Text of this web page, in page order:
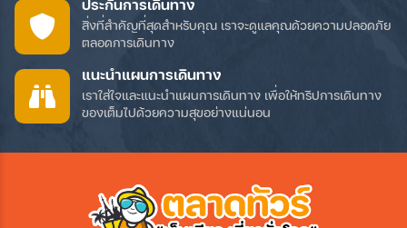
สิ่งที่สำคัญที่สุดสำหรับคุณ เราจะดูแลคุณด้วยความปลอดภัย
ตลอดการเดินทาง
แนะนำแผนการเดินทาง
เราใส่ใจและแนะนำแผนการเดินทาง เพื่อให้ทริปการเดินทาง
ของเต็มไปด้วยความสุขอย่างแน่นอน